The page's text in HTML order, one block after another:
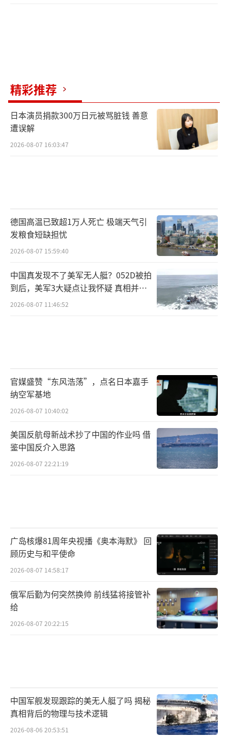
精彩推荐
日本演员捐款300万日元被骂脏钱 善意
遭误解
2026-08-07 16:03:47
德国高温已致超1万人死亡 极端天气引
发粮食短缺担忧
2026-08-07 15:59:40
中国真发现不了美军无人艇？052D被拍
到后，美军3大疑点让我怀疑 真相并非
如此
2026-08-07 11:46:52
官媒盛赞“东风浩荡”，点名日本嘉手
纳空军基地
2026-08-07 10:40:02
美国反航母新战术抄了中国的作业吗 借
鉴中国反介入思路
2026-08-07 22:21:19
广岛核爆81周年央视播《奥本海默》 回
顾历史与和平使命
2026-08-07 14:58:17
俄军后勤为何突然换帅 前线猛将接管补
给
2026-08-07 20:22:15
中国军舰发现跟踪的美无人艇了吗 揭秘
真相背后的物理与技术逻辑
2026-08-06 20:53:51